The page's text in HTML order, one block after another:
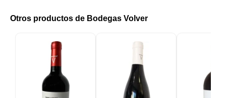
Otros productos de Bodegas Volver
Nuestro sitio web utiliza cookies capaces de leer,
en su dispositivo. La información procesada por
estas tecnologías incluye datos relacionados con su
cuenta de usuario, que pueden incluir
identificadores personales (por ejemplo, dirección IP
y detalles de la sesión) e historial de navegación.
Utilizamos esta información para diversos fines: por
ejemplo, para acceder a su cuenta y recordar su